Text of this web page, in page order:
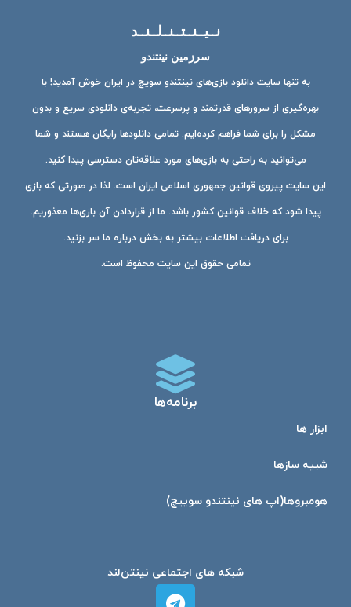
نــیــنــتــنــ‌لــنــد
سرزمین نینتندو
به تنها سایت دانلود بازی‌های نینتندو سویچ در ایران خوش آمدید! با
بهره‌گیری از سرورهای قدرتمند و پرسرعت، تجربه‌ی دانلودی سریع و بدون
مشکل را برای شما فراهم کرده‌ایم. تمامی دانلودها رایگان هستند و شما
می‌توانید به راحتی به بازی‌های مورد علاقه‌تان دسترسی پیدا کنید.
این سایت پیروی قوانین جمهوری اسلامی ایران است. لذا در صورتی که بازی
پیدا شود که خلاف قوانین کشور باشد. ما از قراردادن آن بازی‌ها معذوریم.
برای دریافت اطلاعات بیشتر به بخش درباره ما سر بزنید.
تمامی حقوق این سایت محفوظ است.
برنامه‌ها
ابزار ها
شبیه ساز‌ها
هومبرو‌ها(اپ های نینتندو سوییچ)
شبکه های اجتماعی نینتن‌لند